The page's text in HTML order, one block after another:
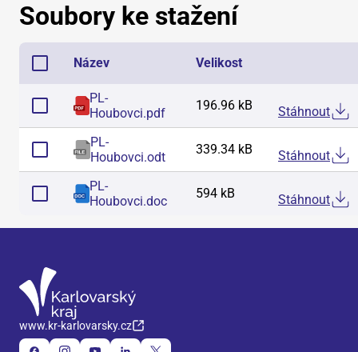
Soubory ke stažení
Název Velikost
PL-
Houbovci.pdf
196.96 kB Stáhnout
PL-
Houbovci.odt
339.34 kB Stáhnout
PL-
Houbovci.doc
594 kB Stáhnout
www.kr-karlovarsky.cz